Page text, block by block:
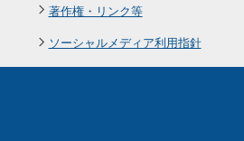
著作権・リンク等
ソーシャルメディア利用指針